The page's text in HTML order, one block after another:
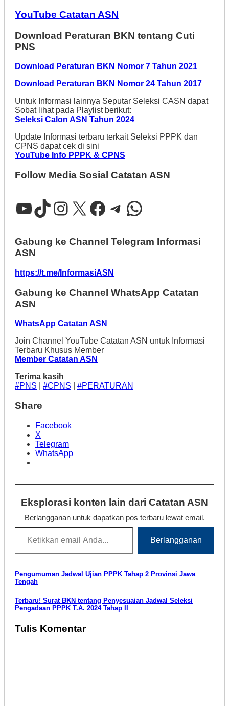
YouTube Catatan ASN
Download Peraturan BKN tentang Cuti
PNS
Download Peraturan BKN Nomor 7 Tahun 2021
Download Peraturan BKN Nomor 24 Tahun 2017
Untuk Informasi lainnya Seputar Seleksi CASN dapat
Sobat lihat pada Playlist berikut:
Seleksi Calon ASN Tahun 2024
Update Informasi terbaru terkait Seleksi PPPK dan
CPNS dapat cek di sini
YouTube Info PPPK & CPNS
Follow Media Sosial Catatan ASN
YouTube
TikTok
Instagram
X Facebook
Telegram
WhatsApp
Gabung ke Channel Telegram Informasi
ASN
https://t.me/InformasiASN
Gabung ke Channel WhatsApp Catatan
ASN
WhatsApp Catatan ASN
Join Channel YouTube Catatan ASN untuk Informasi
Terbaru Khusus Member
Member Catatan ASN
Terima kasih
#PNS
#CPNS #PERATURAN
Share
Facebook
X
Telegram
WhatsApp
Eksplorasi konten lain dari Catatan ASN
Berlangganan untuk dapatkan pos terbaru lewat email.
Ketikkan email Anda...
Berlangganan
Navigasi
Pengumuman Jadwal Ujian PPPK Tahap 2 Provinsi Jawa
Tengah
Terbaru! Surat BKN tentang Penyesuaian Jadwal Seleksi
Pengadaan PPPK T.A. 2024 Tahap II
Tulis Komentar